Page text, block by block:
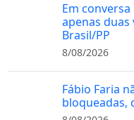
Em
apenas duas
Brasil/PP
8/08/2026
Fábio Faria
bloqueadas,